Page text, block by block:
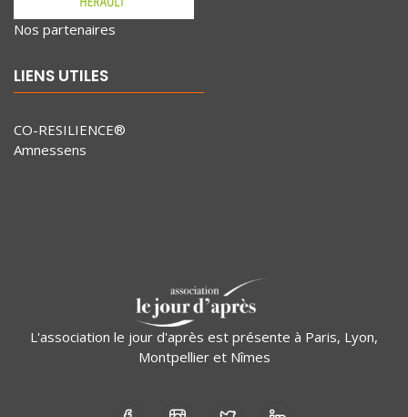
Nos partenaires
LIENS UTILES
CO-RESILIENCE®
Amnessens
L'association le jour d'après est présente à Paris, Lyon,
Montpellier et Nîmes